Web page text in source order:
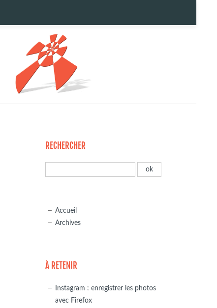
RECHERCHER
Accueil
Archives
À RETENIR
Instagram : enregistrer les photos
avec Firefox